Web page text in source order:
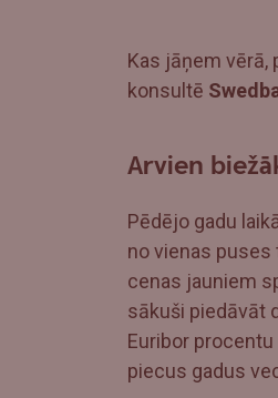
Kas jāņem vērā,
konsultē
Arvien
Pēdējo gadu
no vienas puses
cenas jauniem
sākuši piedāvāt
Euribor
piecus gadus